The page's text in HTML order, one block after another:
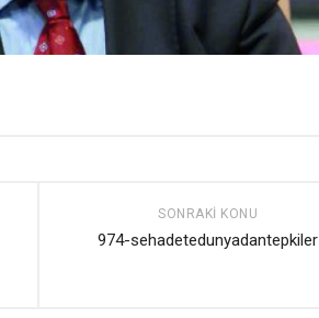
SONRAKI KONU
974-sehadetedunyadantepkiler